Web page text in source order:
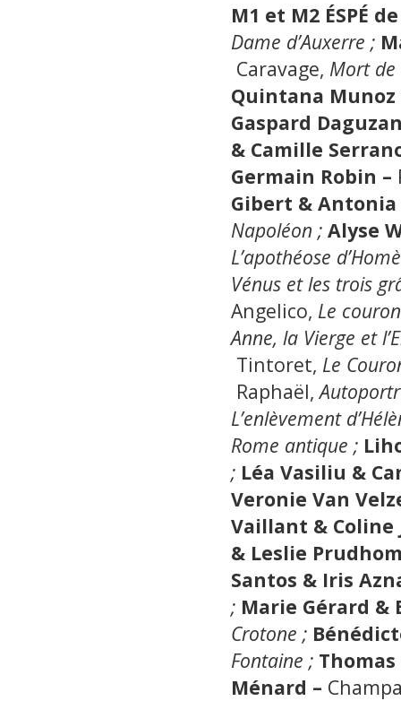
M1 et M2 ÉSPÉ
Dame d’Auxerre ;
Caravage, Mort
Quintana
Gaspard
& Camille
Germain Robin –
Gibert &
Napoléon ; Alyse
L’apothéose
Vénus et les trois
Angelico, Le
Anne, la Vierge et
Tintoret, Le
Raphaël,
L’enlèvement
Rome antique ;
; Léa Vasiliu &
Veronie Van
Vaillant & Coline
& Leslie
Santos & Iris
; Marie Gérard &
Crotone ;
Fontaine ;
Ménard –